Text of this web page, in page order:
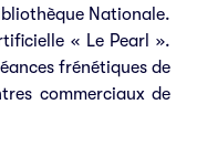
Nationale.
« Le Pearl ».
frénétiques de
commerciaux de